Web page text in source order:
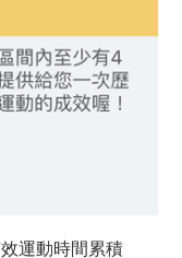
效運動時間累積